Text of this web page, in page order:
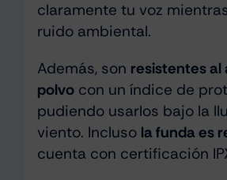
claramente tu voz
ruido ambiental.
Además, son resistentes al
polvocon un índice de
pudiendo usarlos bajo la
viento. Incluso la funda es
cuenta con certificación